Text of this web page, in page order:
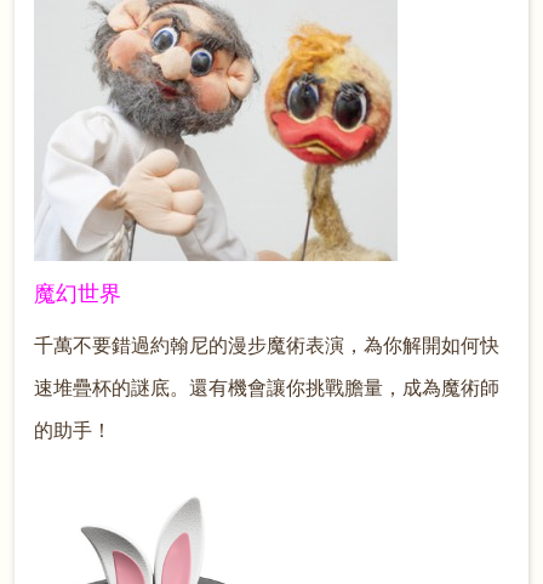
魔幻世界
千萬不要錯過約翰尼的漫步魔術表演，為你解開如何快
速堆疊杯的謎底。還有機會讓你挑戰膽量，成為魔術師
的助手！